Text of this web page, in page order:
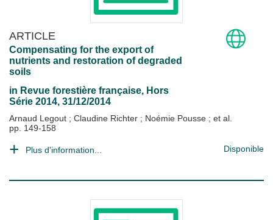
ARTICLE
Compensating for the export of
nutrients and restoration of degraded
soils
in Revue forestière française, Hors
Série 2014, 31/12/2014
Arnaud Legout ; Claudine Richter ; Noémie Pousse ; et al.
pp. 149-158
Plus d'information... Disponible